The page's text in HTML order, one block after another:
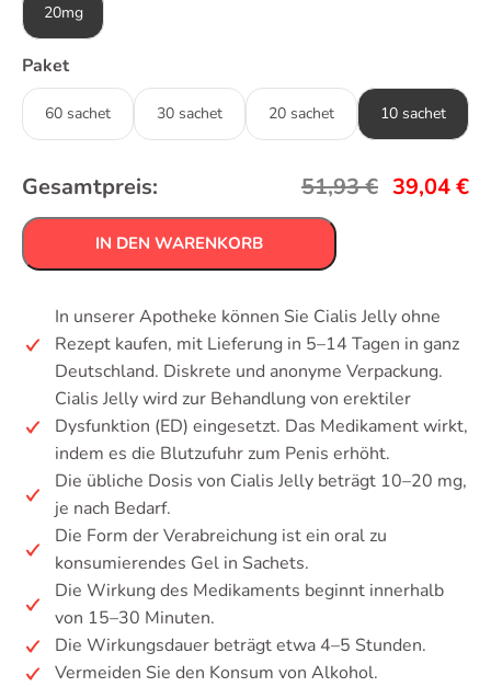
20mg
Paket
60 sachet 30 sachet 20 sachet 10 sachet
Gesamtpreis: 51,93€ 39,04€
IN DEN WARENKORB
In unserer Apotheke können Sie Cialis Jelly ohne
Rezept kaufen, mit Lieferung in 5–14 Tagen in ganz
Deutschland. Diskrete und anonyme Verpackung.
Cialis Jelly wird zur Behandlung von erektiler
Dysfunktion (ED) eingesetzt. Das Medikament wirkt,
indem es die Blutzufuhr zum Penis erhöht.
Die übliche Dosis von Cialis Jelly beträgt 10–20 mg,
je nach Bedarf.
Die Form der Verabreichung ist ein oral zu
konsumierendes Gel in Sachets.
Die Wirkung des Medikaments beginnt innerhalb
von 15–30 Minuten.
Die Wirkungsdauer beträgt etwa 4–5 Stunden.
Vermeiden Sie den Konsum von Alkohol.